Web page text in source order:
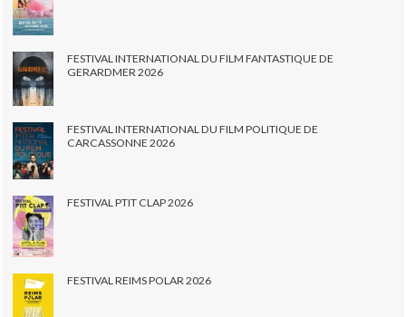
FESTIVAL INTERNATIONAL DU FILM FANTASTIQUE DE
GERARDMER 2026
FESTIVAL INTERNATIONAL DU FILM POLITIQUE DE
CARCASSONNE 2026
FESTIVAL PTIT CLAP 2026
FESTIVAL REIMS POLAR 2026